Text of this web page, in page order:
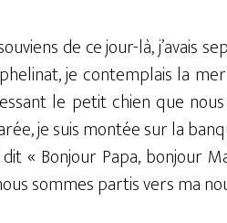
de ce jour-là, j’avais
je contemplais la
le petit chien que
je suis montée sur la
« Bonjour Papa, bonjour
sommes partis vers ma